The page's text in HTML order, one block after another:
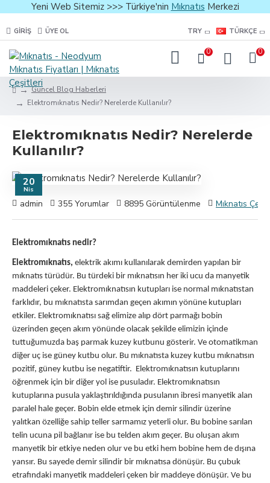
Yeni Web Sitemiz >>> Türkiye'nin Mıknatıs Merkezi
GIRIŞ ÜYE OL TRY TÜRKÇE
0 0
Güncel Blog Haberleri
Elektromıknatıs Nedir? Nerelerde Kullanılır?
Elektromıknatıs Nedir? Nerelerde
Kullanılır?
20
Nis
admin 355 Yorumlar 8895 Görüntülenme Mıknatıs
Elektromıknatıs nedir?
Elektromıknatıs, elektrik akımı kullanılarak demirden yapılan bir
mıknatıs türüdür. Bu türdeki bir mıknatısın her iki ucu da manyetik
maddeleri çeker. Elektromıknatısın kutupları ise normal mıknatıstan
farklıdır, bu mıknatısta sarımdan geçen akımın yönüne kutupları
etkiler. Elektromıknatısı sağ elimize alıp dört parmağı bobin
üzerinden geçen akım yönünde olacak şekilde elimizin içinde
tuttuğumuzda baş parmak kuzey kutbunu gösterir. Ve otomatikman
diğer uç ise güney kutbu olur. Bu mıknatısta kuzey kutbu mıknatısın
pozitif, güney kutbu ise negatiftir. Elektromıknatısın kutuplarını
öğrenmek için bir diğer yol ise pusuladır. Elektromıknatısın
kutuplarına pusula yaklaştırıldığında pusulanın ibresi manyetik alan
paralel hale geçer. Bobin elde etmek için demir silindir üzerine
yalıtkan özelliğe sahip teller sarmamız yeterli olur. Bu bobine sarılan
telin ucuna pil bağlanır ise bu telden akım geçer. Bu oluşan akım
manyetik bir etkiye neden olur ve bu etki hem bobine hem de dışına
yansır. Bu sayede demir silindir bir mıknatısa dönüşür. Bu çubuk
etrafındaki manyetik maddeleri çeken bir maddeye dönüşür. Ve bu